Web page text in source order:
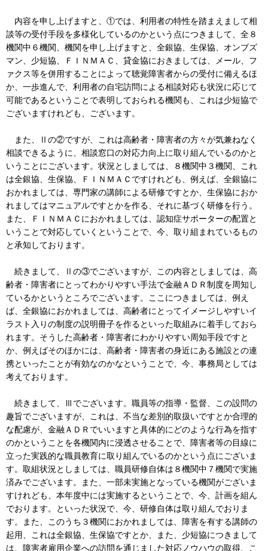
内容を申し上げますと、①では、利用者の特性を踏まえまして相
談等の受付手段を多様化しているのかという点につきまして、全８
機関中６機関、機関を申し上げますと、全銀協、生保協、オンブズ
マン、少短協、ＦＩＮＭＡＣ、貸金協におきましては、メール、フ
ァクス等を併用することによって聴覚障害者からの受付に備えるほ
か、一歩進んで、利用者の自宅訪問による相談対応も状況に応じて
可能であるということで表明しておられる機関も、これは少短協で
ございますけれども、ございます。
また、Ⅱの②ですが、これは高齢者・障害者の方々が気兼ねなく
相談できるように、相談窓口の対応力向上に取り組んでいるのかと
いうことにございます。状況としましては、８機関中３機関、これ
は全銀協、生保協、ＦＩＮＭＡＣですけれども、例えば、全銀協に
おかれましては、専門家の講師による研修ですとか、生保協におか
れましてはマニュアルですとかを作る、それに基づく研修を行う。
また、ＦＩＮＭＡＣにおかれましては、認知症サポーターの配置と
いうことで対応していくということで、今、取り組まれているもの
と承知しております。
続きまして、Ⅱの③でございますが、この内容としましては、高
齢者・障害者にとってわかりやすい手法で金融ＡＤＲ制度を周知し
ているかというところでございます。ここにつきましては、例え
ば、全銀協におかれましては、高齢者にとってイメージしやすいイ
ラスト入りの制度の説明冊子を作るといった取組みに着手しておら
れます。そうした高齢者・障害者にわかりやすい周知手段ですと
か、例えばそのほかには、高齢者・障害者の身近にある施設との連
携といったことが有効なのかなということで、今、事務局としては
考えております。
続きまして、Ⅲでございます。職員等の指導・監督、この設問の
趣旨でございますが、これは、不当な差別的取扱いですとか合理的
な配慮が、金融ＡＤＲでいいますと具体的にどのような行為を指す
のかということを各機関内に浸透させることで、障害者等の目線に
立った実践的な職員教育に取り組んでいるのかという点にございま
す。取組状況としましては、職員研修自体は８機関中７機関で実施
済みでございます。また、一部未実施となっている機関がございま
すけれども、本年度中には実施するということで、今、計画を組ん
でおります。といった状況で、今、研修自体は取り組んでおりま
す。また、このうち３機関におかれましては、障害を有する講師の
起用、これは全銀協、生保協ですとか、また、少短協につきまして
は、障害者雇用企業への訪問を通じました対応ノウハウの取得、こ